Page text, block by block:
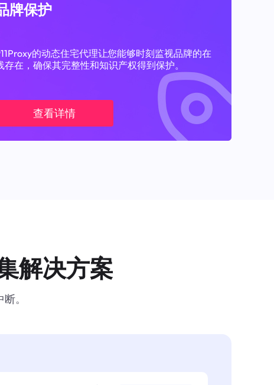
牌保护
的动态住宅代理让您能够时刻监视品牌的在
存在，确保其完整性和知识产权得到保护。
查看详情
解决方案
。